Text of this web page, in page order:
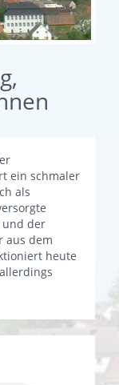
ein schmaler
als
und der
aus dem
heute